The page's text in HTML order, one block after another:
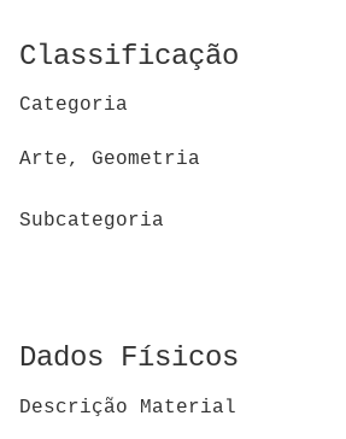
Classificação
Categoria
Arte, Geometria
Subcategoria
Dados Físicos
Descrição Material